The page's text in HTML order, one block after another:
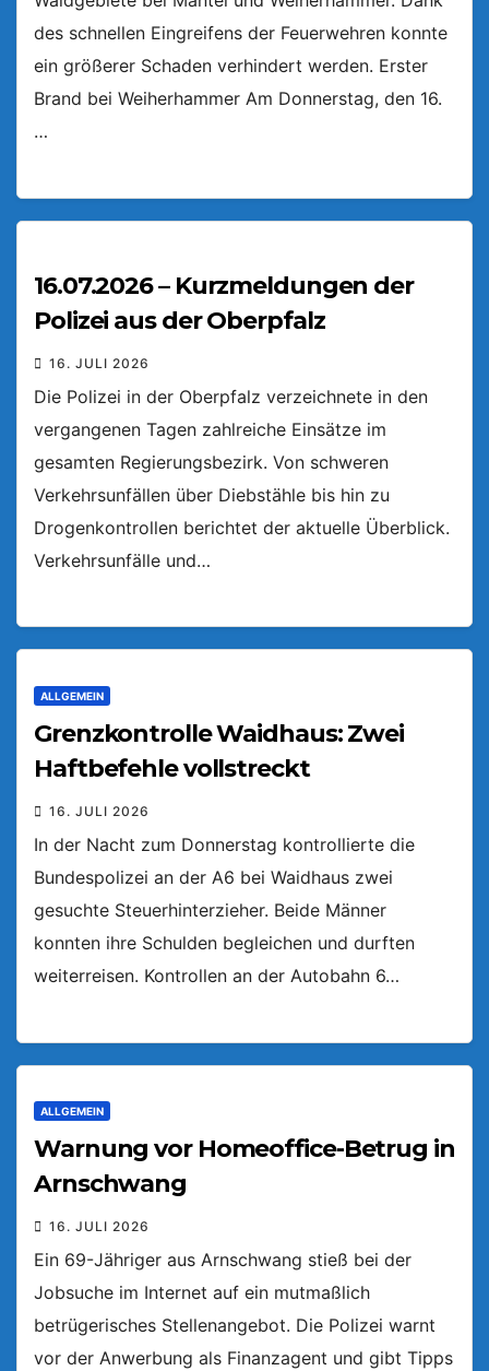
des schnellen Eingreifens der Feuerwehren konnte
ein größerer Schaden verhindert werden. Erster
Brand bei Weiherhammer Am Donnerstag, den 16.
…
16.07.2026 – Kurzmeldungen der
Polizei aus der Oberpfalz
16. JULI 2026
Die Polizei in der Oberpfalz verzeichnete in den
vergangenen Tagen zahlreiche Einsätze im
gesamten Regierungsbezirk. Von schweren
Verkehrsunfällen über Diebstähle bis hin zu
Drogenkontrollen berichtet der aktuelle Überblick.
Verkehrsunfälle und…
ALLGEMEIN
Grenzkontrolle Waidhaus: Zwei
Haftbefehle vollstreckt
16. JULI 2026
In der Nacht zum Donnerstag kontrollierte die
Bundespolizei an der A6 bei Waidhaus zwei
gesuchte Steuerhinterzieher. Beide Männer
konnten ihre Schulden begleichen und durften
weiterreisen. Kontrollen an der Autobahn 6…
ALLGEMEIN
Warnung vor Homeoffice-Betrug in
Arnschwang
16. JULI 2026
Ein 69-Jähriger aus Arnschwang stieß bei der
Jobsuche im Internet auf ein mutmaßlich
betrügerisches Stellenangebot. Die Polizei warnt
vor der Anwerbung als Finanzagent und gibt Tipps